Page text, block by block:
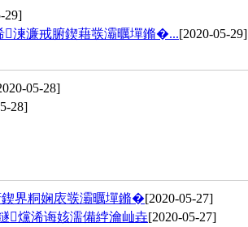
29]
湅濂戒腑鍥藉彂灞曞墠鏅�...[2020-05-29]
05-28]
28]
界粡娴庡彂灞曞墠鏅�[2020-05-27]
爣浠诲姟濡備綍瀹屾垚[2020-05-27]